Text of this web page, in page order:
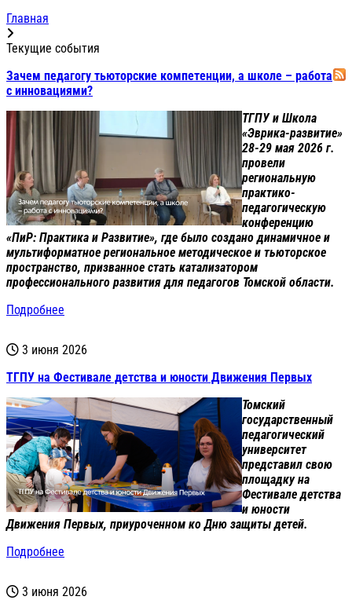
Главная
Текущие события
Зачем педагогу тьюторские компетенции, а школе – работа
с инновациями?
ТГПУ и Школа
«Эврика-развитие»
28-29 мая 2026 г.
провели
региональную
практико-
педагогическую
конференцию
«ПиР: Практика и Развитие», где было создано динамичное и
мультиформатное региональное методическое и тьюторское
пространство, призванное стать катализатором
профессионального развития для педагогов Томской области.
Подробнее
3 июня 2026
ТГПУ на Фестивале детства и юности Движения Первых
Томский
государственный
педагогический
университет
представил свою
площадку на
Фестивале детства
и юности
Движения Первых, приуроченном ко Дню защиты детей.
Подробнее
3 июня 2026